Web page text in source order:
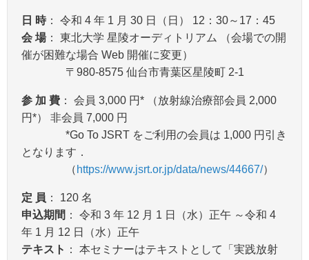
日 時： 令和 4 年 1 月 30 日（日） 12：30～17：45
会 場： 東北大学 星陵オーディトリアム （会場での開
催が困難な場合 Web 開催に変更）
〒980-8575 仙台市青葉区星陵町 2-1
参 加 費 ： 会員 3,000 円* （放射線治療部会員 2,000
円*） 非会員 7,000 円
*Go To JSRT をご利用の会員は 1,000 円引き
となります．
（ https://www.jsrt.or.jp/data/news/44667/）
定 員 ： 120 名
申込期間 ： 令和 3 年 12 月 1 日（水）正午 ～令和 4
年 1 月 12 日（水）正午
テキスト ： 本セミナーはテキストとして「実践放射